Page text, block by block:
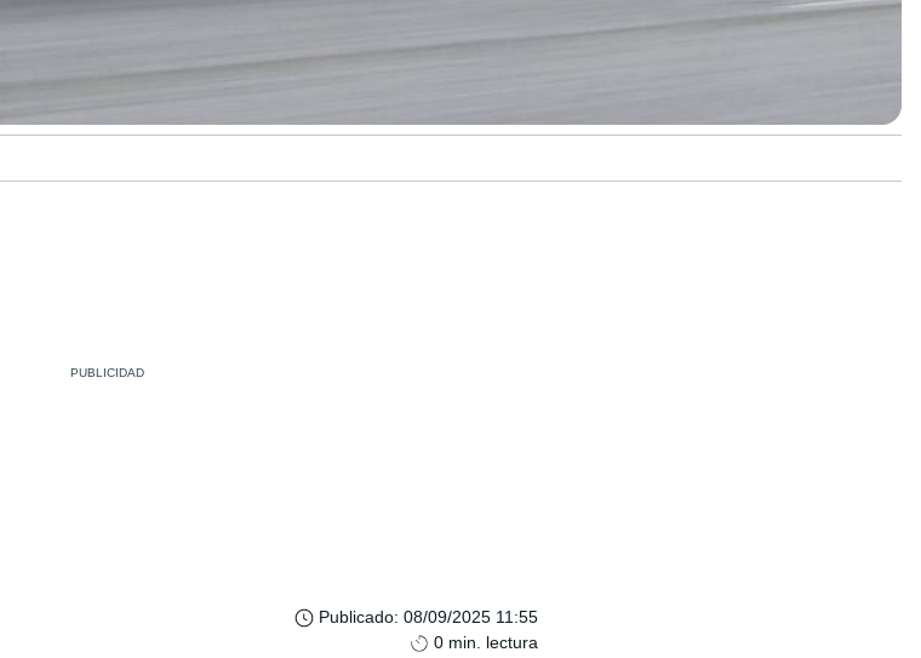
Publicado: 08/09/2025 11:55
0 min. lectura